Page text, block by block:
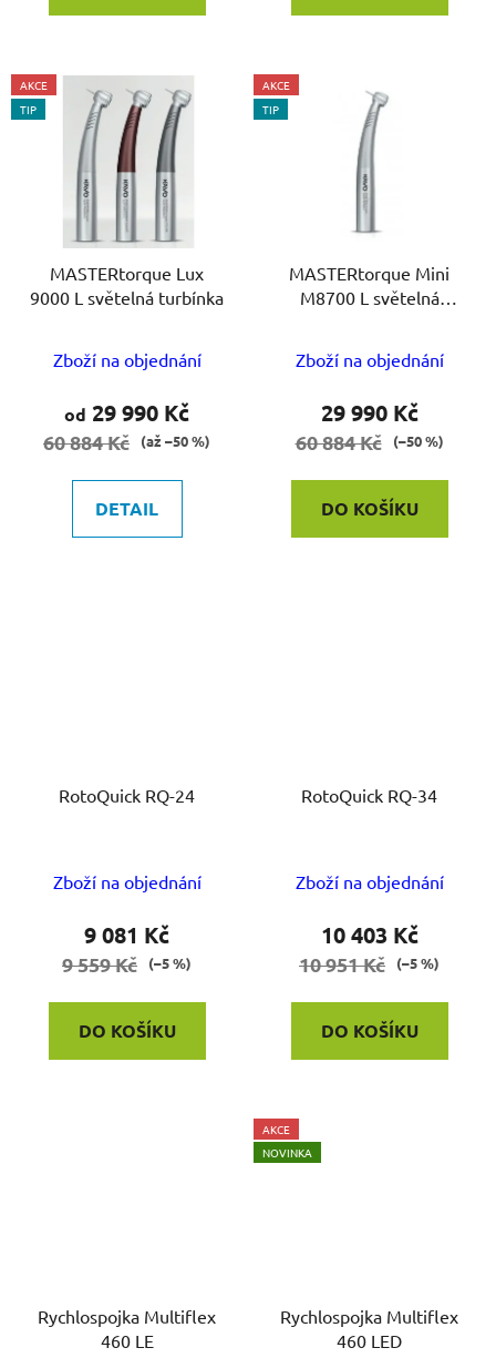
AKCE
TIP
MASTERtorque Lux
9000 L světelná turbínka
Zboží na objednání
od 29 990 Kč
60 884 Kč (až –50 %)
DETAIL
AKCE
TIP
MASTERtorque Mini
M8700 L světelná
Zboží na objednání
29 990 Kč
60 884 Kč (–50 %)
DO KOŠÍKU
RotoQuick RQ-24
Zboží na objednání
9 081 Kč
9 559 Kč (–5 %)
DO KOŠÍKU
RotoQuick RQ-34
Zboží na objednání
10 403 Kč
10 951 Kč (–5 %)
DO KOŠÍKU
Rychlospojka Multiflex
460 LE
AKCE
NOVINKA
Rychlospojka Multiflex
460 LED